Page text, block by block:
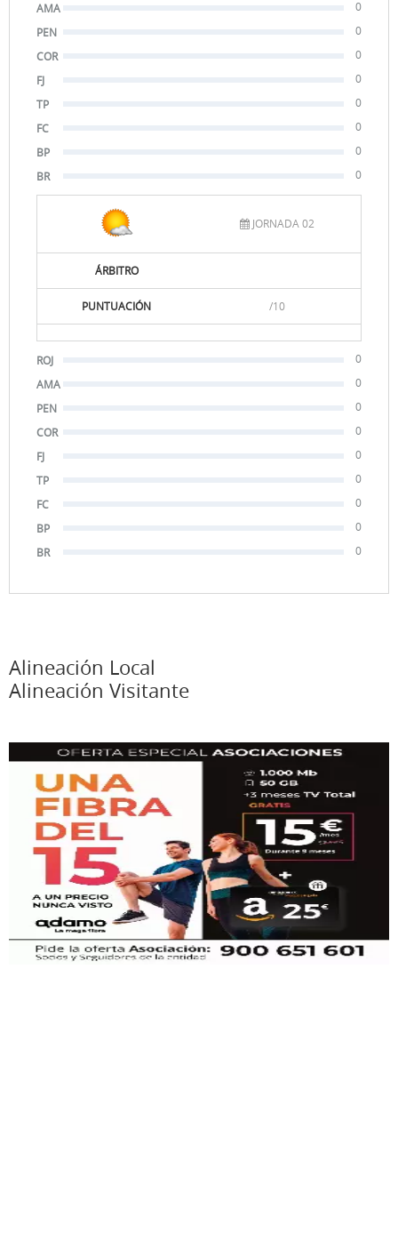
AMA
0
PEN
0
COR
0
FJ
0
TP
0
FC
0
BP
0
BR
0
JORNADA 02
ÁRBITRO
PUNTUACIÓN /10
ROJ
0
AMA
0
PEN
0
COR
0
FJ
0
TP
0
FC
0
BP
0
BR
0
Alineación Local
Alineación Visitante